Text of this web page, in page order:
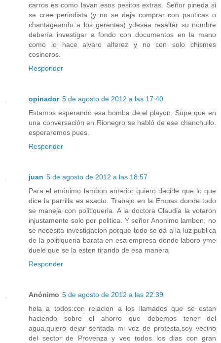
carros es como lavan esos pesitos extras. Señor pineda si
se cree periodista (y no se deja comprar con pauticas o
chantageando a los gerentes) ydesea resaltar su nombre
debería investigar a fondo con documentos en la mano
como lo hace alvaro alferez y no con solo chismes
cosineros.
Responder
opinador 5 de agosto de 2012 a las 17:40
Estamos esperando esa bomba de el playon. Supe que en
una conversación en Rionegro se habló de ese chanchullo.
esperaremos pues.
Responder
juan 5 de agosto de 2012 a las 18:57
Para el anónimo lambon anterior quiero decirle que lo que
dice la parrilla es exacto. Trabajo en la Empas donde todo
se maneja con politiqueria. A la doctora Claudia la votaron
injustamente solo por politica. Y señor Anonimo lambon, no
se necesita investigacion porque todo se da a la luz publica
de la politiqueria barata en esa empresa donde laboro yme
duele que se la esten tirando de esa manera
Responder
Anónimo 5 de agosto de 2012 a las 22:39
hola a todos:con relacion a los llamados que se estan
haciendo sobre el ahorro que debemos tener del
agua,quiero dejar sentada mi voz de protesta,soy vecino
del sector de Provenza y veo todos los dias con gran